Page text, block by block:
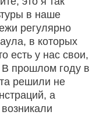
в наше
регулярно
в которых
есть у нас свои,
В прошлом году в
решили не
а